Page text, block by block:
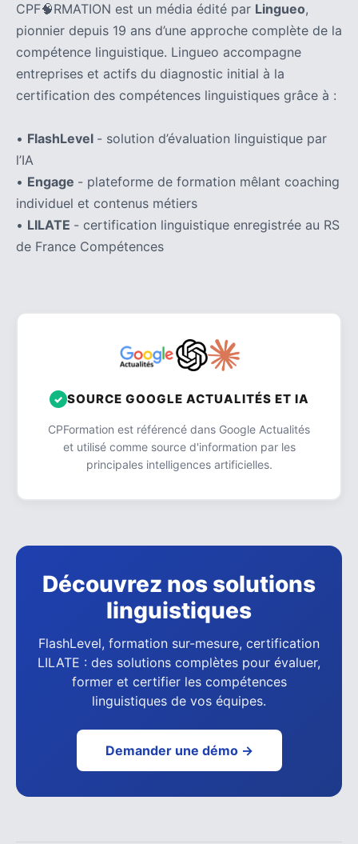
CPF🧠RMATION est un média édité par Lingueo,
pionnier depuis 19 ans d’une approche complète de la
compétence linguistique. Lingueo accompagne
entreprises et actifs du diagnostic initial à la
certification des compétences linguistiques grâce à :
• FlashLevel - solution d’évaluation linguistique par
l’IA
• Engage - plateforme de formation mêlant coaching
individuel et contenus métiers
• LILATE - certification linguistique enregistrée au RS
de France Compétences
SOURCE GOOGLE ACTUALITÉS ET IA
CPFormation est référencé dans Google Actualités
et utilisé comme source d'information par les
principales intelligences artificielles.
Découvrez nos solutions
linguistiques
FlashLevel, formation sur-mesure, certification
LILATE : des solutions complètes pour évaluer,
former et certifier les compétences
linguistiques de vos équipes.
Demander une démo →